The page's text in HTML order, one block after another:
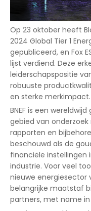
Op 23 oktober heeft
2024 Global Tier 1
gepubliceerd, en Fox
lijst verdiend. Deze
leiderschapspositie
robuuste
en sterke merkimpact.
BNEF is een
gebied van
rapporten en
beschouwd als de
financiële instellingen
industrie. Voor veel
nieuwe energiesector
belangrijke maatstaf
partners, met name in